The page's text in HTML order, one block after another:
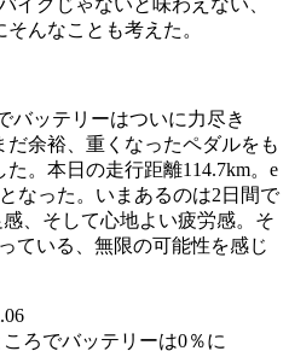
んなことも考えた。
バッテリーはついに力尽き
余裕、重くなったペダルをも
。本日の走行距離114.7km。e
なった。いまあるのは2日間で
、そして心地よい疲労感。そ
ている、無限の可能性を感じ
ろでバッテリーは0％に